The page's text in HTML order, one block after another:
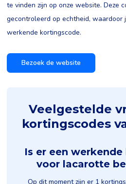
te vinden zijn op onze website. Deze
gecontroleerd op echtheid, waardoor
werkende kortingscode.
Bezoek de website
Veelgestelde
kortingscodes
Is er een
voor lacarotte
Op dit moment zijn er 1